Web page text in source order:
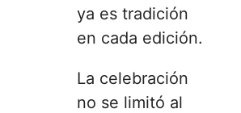
ya es tradición
en cada edición.
La celebración
no se limitó al